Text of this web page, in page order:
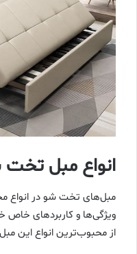
انواع مبل
مبل‌های تخت شو در انواع
ویژگی‌ها و کاربردهای خاص
از محبوب‌ترین انواع این